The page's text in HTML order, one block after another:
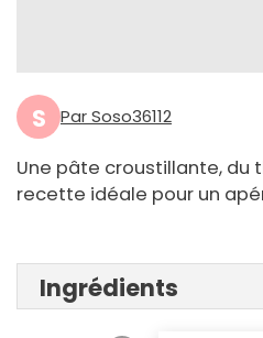
S Par Soso36112
Une pâte croustillante, du
recette idéale pour un
Ingrédients